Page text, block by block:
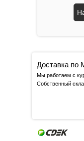
Доставка по
Мы работаем с
Собственный